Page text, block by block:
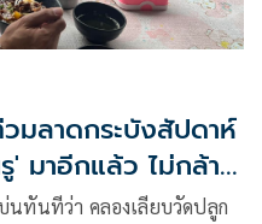
มลาดกระบังสัปดาห์
' มาอีกแล้ว ไม่กล้า
ทันทีว่า คลองเลียบวัดปลูก